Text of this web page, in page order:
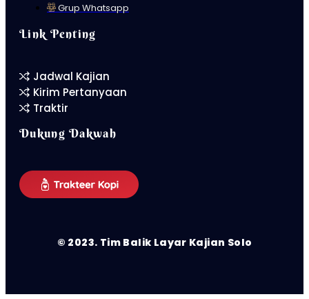
Grup Whatsapp
Link Penting
Jadwal Kajian
Kirim Pertanyaan
Traktir
Dukung Dakwah
© 2023. Tim Balik Layar Kajian Solo